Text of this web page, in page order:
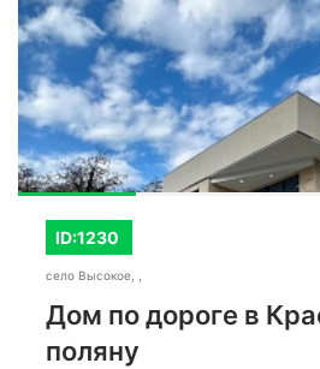
ID:1230
село Высокое, ,
Дом по дороге в
поляну